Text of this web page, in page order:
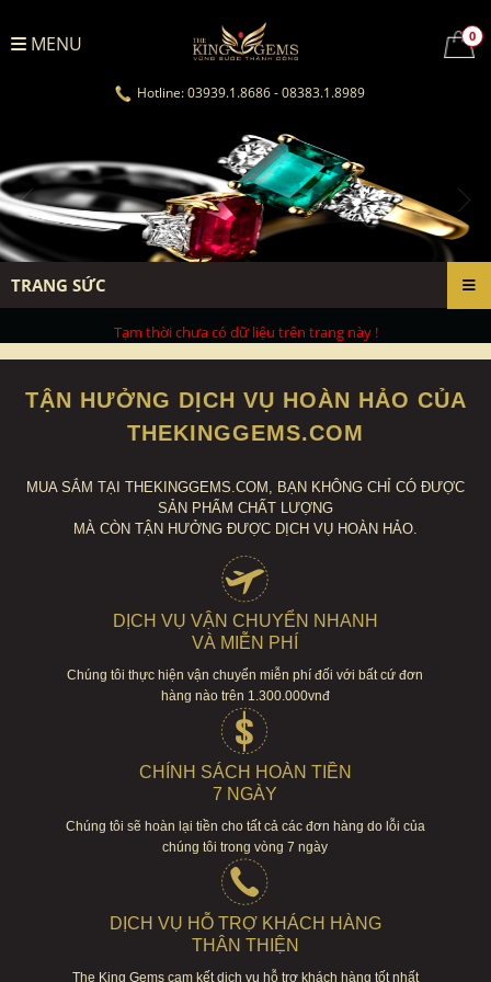
0
MENU
Hotline: 03939.1.8686 - 08383.1.8989
TRANG SỨC
Tạm thời chưa có dữ liệu trên trang này !
TẬN HƯỞNG DỊCH VỤ HOÀN HẢO CỦA
THEKINGGEMS.COM
MUA SẮM TẠI THEKINGGEMS.COM, BẠN KHÔNG CHỈ CÓ ĐƯỢC
SẢN PHẨM CHẤT LƯỢNG
MÀ CÒN TẬN HƯỞNG ĐƯỢC DỊCH VỤ HOÀN HẢO.
DỊCH VỤ VẬN CHUYỂN NHANH
VÀ MIỄN PHÍ
Chúng tôi thực hiện vận chuyển miễn phí đối với bất cứ đơn
hàng nào trên 1.300.000vnđ
CHÍNH SÁCH HOÀN TIỀN
7 NGÀY
Chúng tôi sẽ hoàn lại tiền cho tất cả các đơn hàng do lỗi của
chúng tôi trong vòng 7 ngày
DỊCH VỤ HỖ TRỢ KHÁCH HÀNG
THÂN THIỆN
The King Gems cam kết dịch vụ hỗ trợ khách hàng tốt nhất